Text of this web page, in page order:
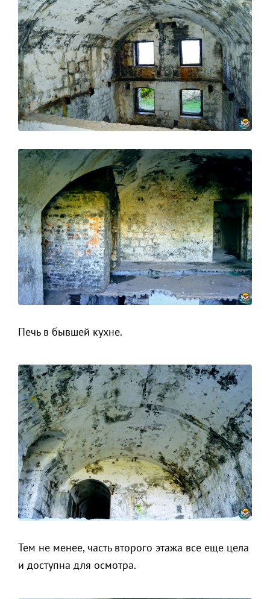
Печь в бывшей кухне.
Тем не менее, часть второго этажа все еще цела
и доступна для осмотра.